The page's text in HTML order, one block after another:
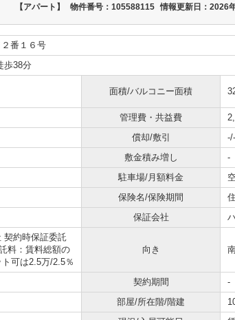
【アパート】 物件番号：105588115 情報更新日：2026
２番１６号
歩38分
面積/バルコニー面積
管理費・共益費
償却/敷引
-/-
敷金積み増し
-
駐車場/月額料金
保険名/保険期間
保証会社
契約時保証委託
料：賃料総額の
可は2.5万/2.5％
向き
契約期間
-
部屋/所在階/階建